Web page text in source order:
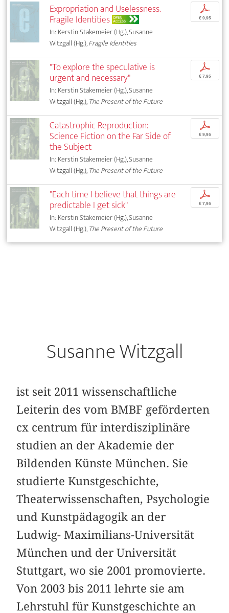
Expropriation and Uselessness.
Fragile Identities OPEN
ACCESS
In: Kerstin Stakemeier (Hg.), Susanne
Witzgall (Hg.),Fragile Identities
p
€ 9,95
"To explore the speculative is
urgent and necessary"
In: Kerstin Stakemeier (Hg.), Susanne
Witzgall (Hg.),The Present of the Future
p
€ 7,95
Catastrophic Reproduction:
Science Fiction on the Far Side of
the Subject
In: Kerstin Stakemeier (Hg.), Susanne
Witzgall (Hg.),The Present of the Future
p
€ 9,95
"Each time I believe that things are
predictable I get sick"
In: Kerstin Stakemeier (Hg.), Susanne
Witzgall (Hg.),The Present of the Future
p
€ 7,95
Susanne Witzgall
ist seit 2011 wissenschaftliche
Leiterin des vom BMBF geförderten
cx centrum für interdisziplinäre
studien an der Akademie der
Bildenden Künste München. Sie
studierte Kunstgeschichte,
Theaterwissenschaften, Psychologie
und Kunstpädagogik an der
Ludwig- Maximilians-Universität
München und der Universität
Stuttgart, wo sie 2001 promovierte.
Von 2003 bis 2011 lehrte sie am
Lehrstuhl für Kunstgeschichte an